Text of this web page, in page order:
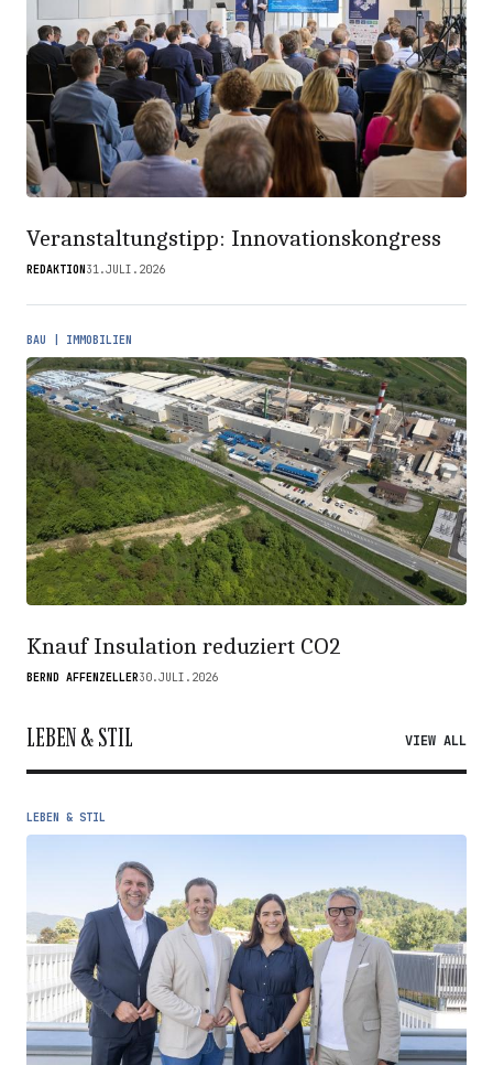
Veranstaltungstipp: Innovationskongress
REDAKTION 31.JULI.2026
BAU | IMMOBILIEN
Knauf Insulation reduziert CO2
BERND AFFENZELLER30.JULI.2026
LEBEN & STIL VIEW ALL
LEBEN & STIL